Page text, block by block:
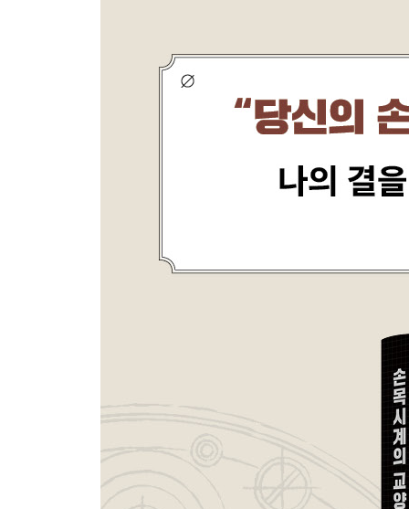
표면 처리 | 끝없이 진화하는 동력 장치 | 시계의
PART 06 손목시계 브랜드 30선
세계적으로 평가받기 시작한 ‘그랜드 세이코’ | 독
꼼꼼한 일처리와 단정한 디자인이 무기 ‘노모스
혁신을 거듭하는 ‘샤넬’ | 시계 공방에서 주얼러
페리고’ | 비밀병기 같은 매력이 있는 ‘진’ | 디지
신선한 바람을 일으킨 ‘프레드릭 콘스탄트’ | 미국
시계 용어
참고문헌